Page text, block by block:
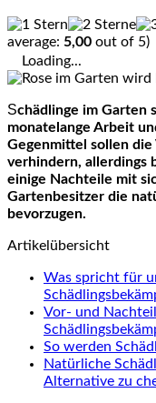
average: 5,00 out of 5)
Loading...
Schädlinge im Garten sind lästig und zerstören häufig
monatelange Arbeit
Gegenmittel sollen
verhindern, allerdings
einige Nachteile mit
Gartenbesitzer die
bevorzugen.
Artikelübersicht
Was spricht für
Vor- und
So werden
Natürliche
Alternative zu